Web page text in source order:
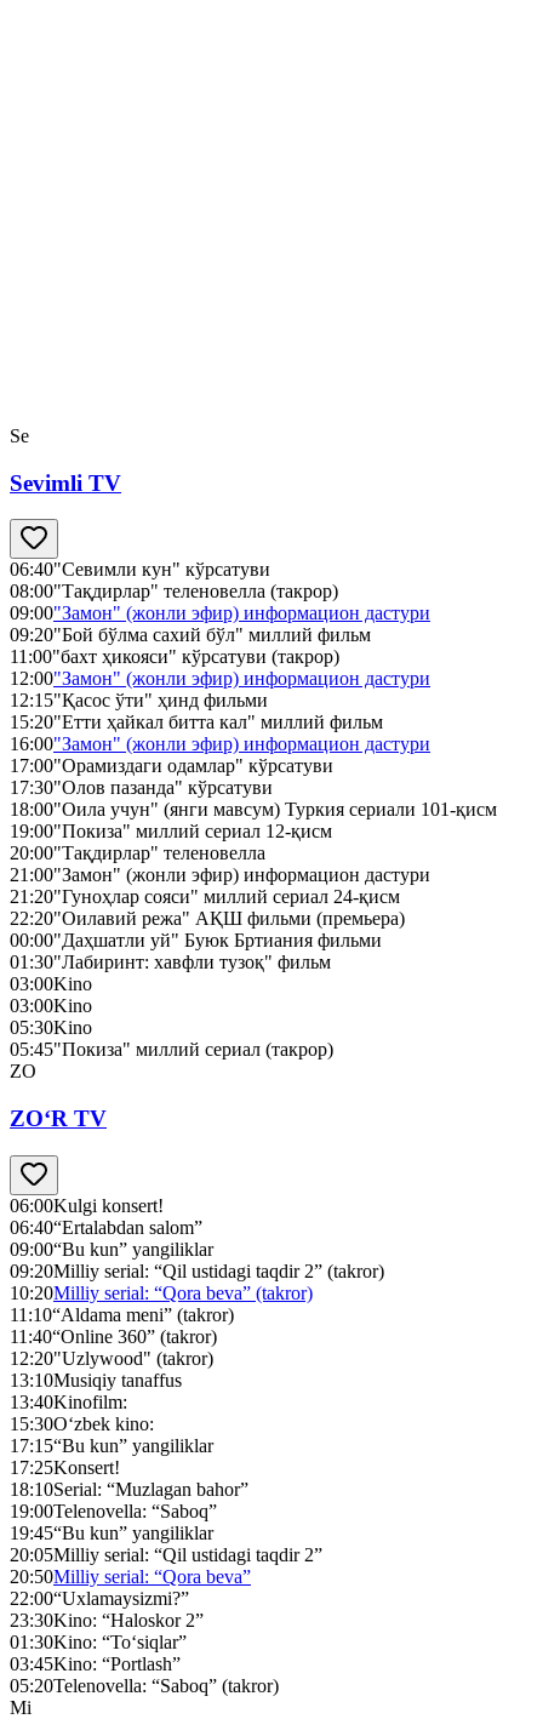
Se
Sevimli TV
06:40"Севимли кун" кўрсатуви
08:00"Тақдирлар" теленовелла (такрор)
09:00"Замон" (жонли эфир) информацион дастури
09:20"Бой бўлма сахий бўл" миллий фильм
11:00"бахт ҳикояси" кўрсатуви (такрор)
12:00"Замон" (жонли эфир) информацион дастури
12:15"Қасос ўти" ҳинд фильми
15:20"Етти ҳайкал битта кал" миллий фильм
16:00"Замон" (жонли эфир) информацион дастури
17:00"Орамиздаги одамлар" кўрсатуви
17:30"Олов пазанда" кўрсатуви
18:00"Оила учун" (янги мавсум) Туркия сериали 101-қисм
19:00"Покиза" миллий сериал 12-қисм
20:00"Тақдирлар" теленовелла
21:00"Замон" (жонли эфир) информацион дастури
21:20"Гуноҳлар сояси" миллий сериал 24-қисм
22:20"Оилавий режа" АҚШ фильми (премьера)
00:00"Даҳшатли уй" Буюк Бртиания фильми
01:30"Лабиринт: хавфли тузоқ" фильм
03:00Kino
03:00Kino
05:30Kino
05:45"Покиза" миллий сериал (такрор)
ZO
ZO‘R TV
06:00Kulgi konsert!
06:40“Ertalabdan salom”
09:00“Bu kun” yangiliklar
09:20Milliy serial: “Qil ustidagi taqdir 2” (takror)
10:20Milliy serial: “Qora beva” (takror)
11:10“Aldama meni” (takror)
11:40“Online 360” (takror)
12:20"Uzlywood" (takror)
13:10Musiqiy tanaffus
13:40Kinofilm:
15:30O‘zbek kino:
17:15“Bu kun” yangiliklar
17:25Konsert!
18:10Serial: “Muzlagan bahor”
19:00Telenovella: “Saboq”
19:45“Bu kun” yangiliklar
20:05Milliy serial: “Qil ustidagi taqdir 2”
20:50Milliy serial: “Qora beva”
22:00“Uxlamaysizmi?”
23:30Kino: “Haloskor 2”
01:30Kino: “To‘siqlar”
03:45Kino: “Portlash”
05:20Telenovella: “Saboq” (takror)
Mi